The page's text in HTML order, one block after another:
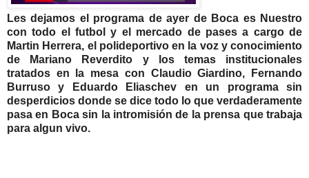
Les dejamos el programa de ayer de Boca es Nuestro
con todo el futbol y el mercado de pases a cargo de
Martin Herrera, el polideportivo en la voz y conocimiento
de Mariano Reverdito y los temas institucionales
tratados en la mesa con Claudio Giardino, Fernando
Burruso y Eduardo Eliaschev en un programa sin
desperdicios donde se dice todo lo que verdaderamente
pasa en Boca sin la intromisión de la prensa que trabaja
para algun vivo.